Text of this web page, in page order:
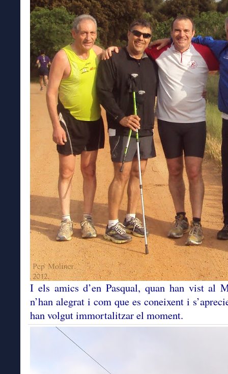
I els amics d’en Pasqual, quan han vist al
n’han alegrat i com que es coneixent i
han volgut immortalitzar el moment.